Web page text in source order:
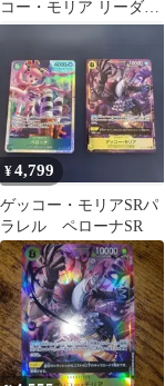
コー・モリア リーダー
パラレル 型番：
¥4,799
ゲッコー・モリアSRパ
ラレル ペローナSR